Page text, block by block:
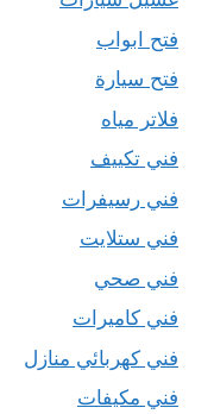
فتح ابواب
فتح سيارة
فلاتر مياه
فني تكييف
فني رسيفرات
فني ستلايت
فني صحي
فني كاميرات
فني كهربائي منازل
فني مكيفات